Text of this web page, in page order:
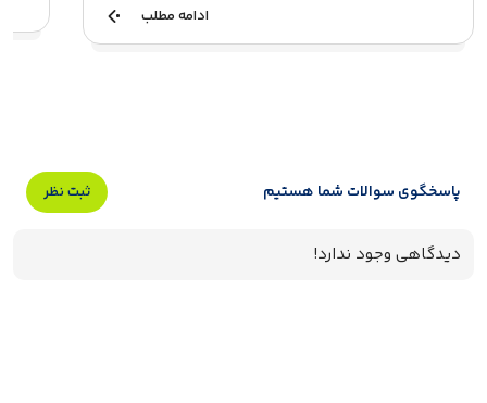
ادامه مطلب
پاسخگوی سوالات شما هستیم ثبت نظر
دیدگاهی وجود ندارد!